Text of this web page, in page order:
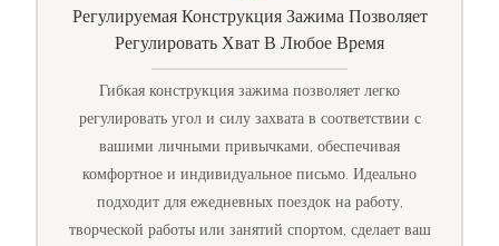
Регулируемая Конструкция Зажима Позволяет
Регулировать Хват В Любое Время
Гибкая конструкция зажима позволяет легко
регулировать угол и силу захвата в соответствии с
вашими личными привычками, обеспечивая
комфортное и индивидуальное письмо. Идеально
подходит для ежедневных поездок на работу,
творческой работы или занятий спортом, сделает ваш